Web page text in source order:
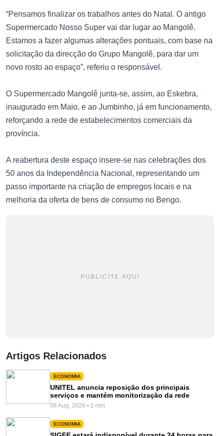
“Pensamos finalizar os trabalhos antes do Natal. O antigo
Supermercado Nosso Super vai dar lugar ao Mangolê.
Estamos a fazer algumas alterações pontuais, com base na
solicitação da direcção do Grupo Mangolê, para dar um
novo rosto ao espaço”, referiu o responsável.
O Supermercado Mangolê junta-se, assim, ao Eskebra,
inaugurado em Maio, e ao Jumbinho, já em funcionamento,
reforçando a rede de estabelecimentos comerciais da
província.
A reabertura deste espaço insere-se nas celebrações dos
50 anos da Independência Nacional, representando um
passo importante na criação de empregos locais e na
melhoria da oferta de bens de consumo no Bengo.
PUBLICITE AQUI
Artigos Relacionados
ECONOMIA
UNITEL anuncia reposição dos principais
serviços e mantém monitorização da rede
06 Aug, 2026 • 1 min
ECONOMIA